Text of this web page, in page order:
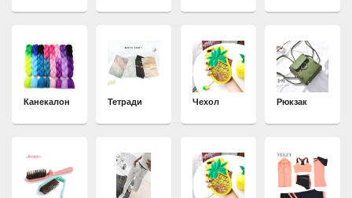
Канекалон Тетради Чехол Рюкзак